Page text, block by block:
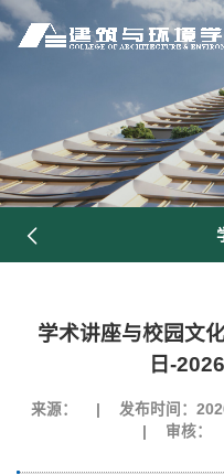
学术讲座与校园文
日-
来源： 发布时间：
审核：